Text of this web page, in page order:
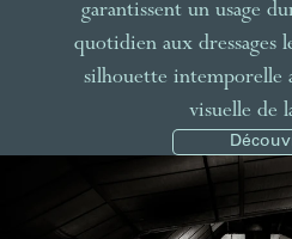
garantissent un usage
quotidien aux dressages
silhouette intemporelle
visuelle de